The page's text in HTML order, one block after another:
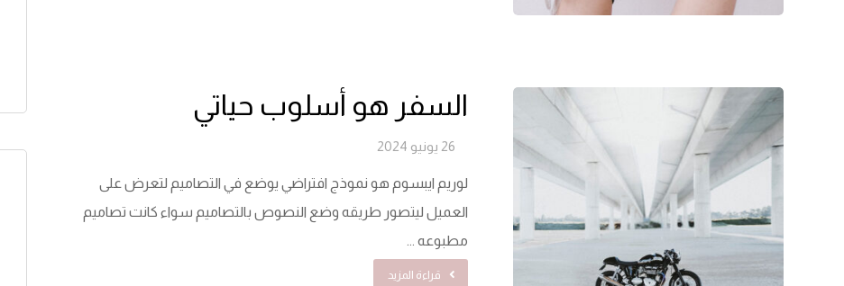
السفر هو أسلوب حياتي
26 يونيو 2024
لوريم ايبسوم هو نموذج افتراضي يوضع في التصاميم لتعرض على
العميل ليتصور طريقه وضع النصوص بالتصاميم سواء كانت تصاميم
مطبوعه ...
قراءة المزيد